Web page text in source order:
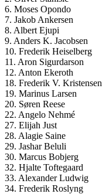
6. Moses Opondo
7. Jakob Ankersen
8. Albert Ejupi
9. Anders K. Jacobsen
10. Frederik Heiselberg
11. Aron Sigurdarson
12. Anton Ekeroth
18. Frederik V. Kristensen
19. Marinus Larsen
20. Søren Reese
22. Angelo Nehmé
27. Elijah Just
28. Alagie Saine
29. Jashar Beluli
30. Marcus Bobjerg
32. Hjalte Toftegaard
33. Alexander Ludwig
34. Frederik Roslyng